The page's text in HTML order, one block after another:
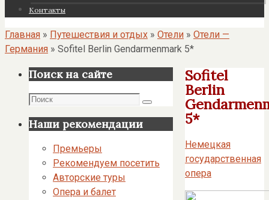
Контакты
Главная » Путешествия и отдых » Отели » Отели —
Германия » Sofitel Berlin Gendarmenmark 5*
Sofitel
Berlin
5*
Немецкая
государственная
опера
Поиск на сайте
Поиск
Поиск
Наши рекомендации
Премьеры
Рекомендуем посетить
Авторские туры
Опера и балет